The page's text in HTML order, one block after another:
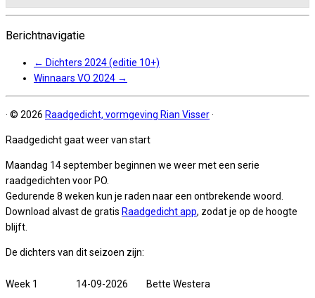
Berichtnavigatie
← Dichters 2024 (editie 10+)
Winnaars VO 2024 →
· © 2026 Raadgedicht, vormgeving Rian Visser·
Raadgedicht gaat weer van start
Maandag 14 september beginnen we weer met een serie
raadgedichten voor PO.
Gedurende 8 weken kun je raden naar een ontbrekende woord.
Download alvast de gratis Raadgedicht app, zodat je op de hoogte
blijft.
De dichters van dit seizoen zijn:
Week 1 14-09-2026 Bette Westera